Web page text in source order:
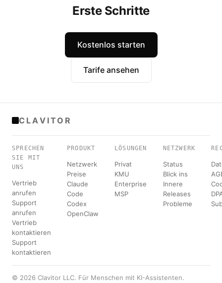
Erste Schritte
Kostenlos starten
Tarife ansehen
CLAVITOR
SPRECHEN
SIE MIT
UNS
Vertrieb
anrufen
Support
anrufen
Vertrieb
kontaktieren
Support
kontaktieren
PRODUKT
Netzwerk
Preise
Claude
Code
Codex
OpenClaw
LÖSUNGEN
Privat
KMU
Enterprise
MSP
NETZWERK
Status
Blick ins
Innere
Releases
Probleme
© 2026 Clavitor LLC. Für Menschen mit KI-Assistenten.